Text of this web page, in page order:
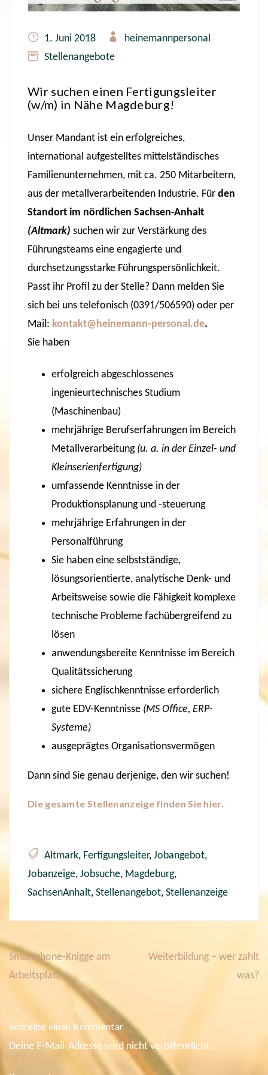
1. Juni 2018
heinemannpersonal
Stellenangebote
Wir suchen einen Fertigungsleiter
(w/m) in Nähe Magdeburg!
Unser Mandant ist ein erfolgreiches,
international aufgestelltes mittelständisches
Familienunternehmen, mit ca. 250 Mitarbeitern,
aus der metallverarbeitenden Industrie. Für den
Standort im nördlichen Sachsen-Anhalt
(Altmark) suchen wir zur Verstärkung des
Führungsteams eine engagierte und
durchsetzungsstarke Führungspersönlichkeit.
Passt ihr Profil zu der Stelle? Dann melden Sie
sich bei uns telefonisch (0391/506590) oder per
Mail: kontakt@heinemann-personal.de.
Sie haben
erfolgreich abgeschlossenes
ingenieurtechnisches Studium
(Maschinenbau)
mehrjährige Berufserfahrungen im Bereich
Metallverarbeitung (u. a. in der Einzel- und
Kleinserienfertigung)
umfassende Kenntnisse in der
Produktionsplanung und -steuerung
mehrjährige Erfahrungen in der
Personalführung
Sie haben eine selbstständige,
lösungsorientierte, analytische Denk- und
Arbeitsweise sowie die Fähigkeit komplexe
technische Probleme fachübergreifend zu
lösen
anwendungsbereite Kenntnisse im Bereich
Qualitätssicherung
sichere Englischkenntnisse erforderlich
gute EDV-Kenntnisse (MS Office, ERP-
Systeme)
ausgeprägtes Organisationsvermögen
Dann sind Sie genau derjenige, den wir suchen!
Die gesamte Stellenanzeige finden Sie hier.
Altmark, Fertigungsleiter, Jobangebot,
Jobanzeige, Jobsuche, Magdeburg,
SachsenAnhalt, Stellenangebot, Stellenanzeige
e
a
g
s
Smartphone-Knigge am
Arbeitsplatz
Weiterbildung – wer zahlt
was?
Schreibe einen Kommentar
Deine E-Mail-Adresse wird nicht veröffentlicht.